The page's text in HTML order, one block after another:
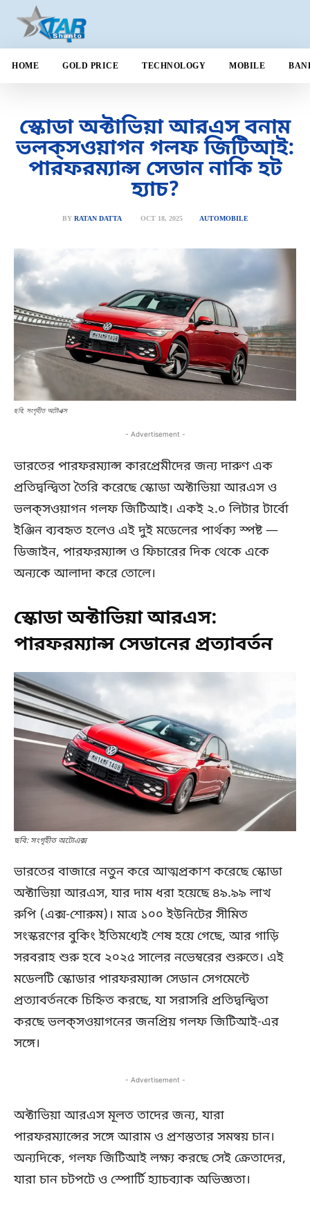
HOME GOLD PRICE TECHNOLOGY MOBILE
স্কোডা অক্টাভিয়া আরএস বনাম
ভলক্‌সওয়াগন গলফ জিটিআই:
পারফরম্যান্স সেডান নাকি হট
হ্যাচ?
BY RATAN DATTA OCT 18, 2025 AUTOMOBILE
ছবি: সংগৃহীত অটোএক্স
- Advertisement -
ভারতের পারফরম্যান্স কারপ্রেমীদের জন্য দারুণ এক
প্রতিদ্বন্দ্বিতা তৈরি করেছে স্কোডা অক্টাভিয়া আরএস ও
ভলক্‌সওয়াগন গলফ জিটিআই। একই ২.০ লিটার টার্বো
ইঞ্জিন ব্যবহৃত হলেও এই দুই মডেলের পার্থক্য স্পষ্ট —
ডিজাইন, পারফরম্যান্স ও ফিচারের দিক থেকে একে
অন্যকে আলাদা করে তোলে।
স্কোডা অক্টাভিয়া আরএস:
পারফরম্যান্স সেডানের প্রত্যাবর্তন
ছবি: সংগৃহীত অটোএক্স
ভারতের বাজারে নতুন করে আত্মপ্রকাশ করেছে স্কোডা
অক্টাভিয়া আরএস, যার দাম ধরা হয়েছে ৪৯.৯৯ লাখ
রুপি (এক্স-শোরুম)। মাত্র ১০০ ইউনিটের সীমিত
সংস্করণের বুকিং ইতিমধ্যেই শেষ হয়ে গেছে, আর গাড়ি
সরবরাহ শুরু হবে ২০২৫ সালের নভেম্বরের শুরুতে। এই
মডেলটি স্কোডার পারফরম্যান্স সেডান সেগমেন্টে
প্রত্যাবর্তনকে চিহ্নিত করছে, যা সরাসরি প্রতিদ্বন্দ্বিতা
করছে ভলক্‌সওয়াগনের জনপ্রিয় গলফ জিটিআই-এর
সঙ্গে।
- Advertisement -
অক্টাভিয়া আরএস মূলত তাদের জন্য, যারা
পারফরম্যান্সের সঙ্গে আরাম ও প্রশস্ততার সমন্বয় চান।
অন্যদিকে, গলফ জিটিআই লক্ষ্য করছে সেই ক্রেতাদের,
যারা চান চটপটে ও স্পোর্টি হ্যাচব্যাক অভিজ্ঞতা।